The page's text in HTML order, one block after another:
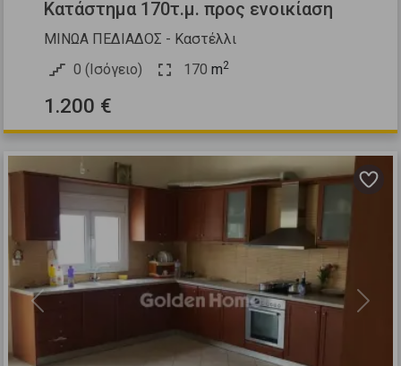
Κατάστημα 170τ.μ. προς ενοικίαση
ΜΙΝΩΑ ΠΕΔΙΑΔΟΣ - Καστέλλι
0 (Ισόγειο)
170 m2
1.200 €
Previous Next